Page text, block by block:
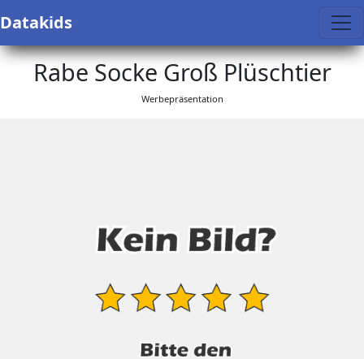
Datakids
Rabe Socke Groß Plüschtier
Werbepräsentation